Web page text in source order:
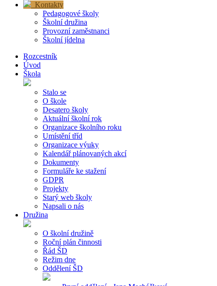
Kontakty
Pedagogové školy
Školní družina
Provozní zaměstnanci
Školní jídelna
Rozcestník
Úvod
Škola
Stalo se
O škole
Desatero školy
Aktuální školní rok
Organizace školního roku
Umístění tříd
Organizace výuky
Kalendář plánovaných akcí
Dokumenty
Formuláře ke stažení
GDPR
Projekty
Starý web školy
Napsali o nás
Družina
O školní družině
Roční plán činnosti
Řád ŠD
Režim dne
Oddělení ŠD